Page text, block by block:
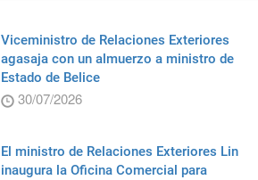
Viceministro de Relaciones Exteriores
agasaja con un almuerzo a ministro de
Estado de Belice
30/07/2026
El ministro de Relaciones Exteriores Lin
inaugura la Oficina Comercial para